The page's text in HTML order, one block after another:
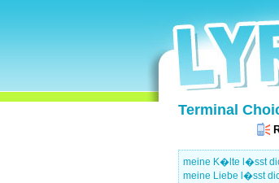
Terminal
meine K�lte l�sst
meine Liebe l�sst